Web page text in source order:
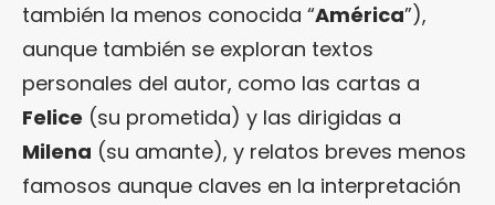
también la menos conocida “América”),
aunque también se exploran textos
personales del autor, como las cartas a
Felice (su prometida) y las dirigidas a
Milena (su amante), y relatos breves menos
famosos aunque claves en la interpretación